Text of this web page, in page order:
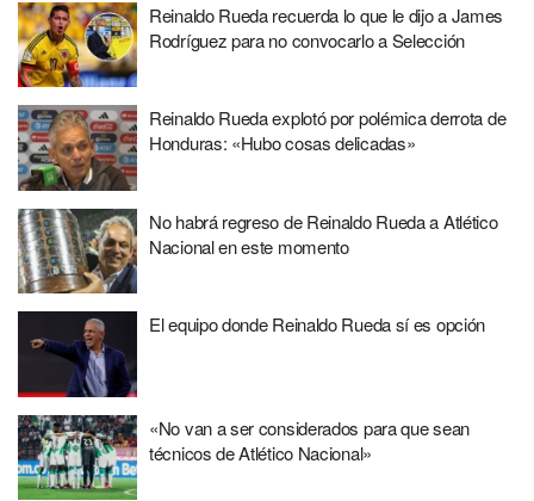
Reinaldo Rueda recuerda lo que le dijo a James
Rodríguez para no convocarlo a Selección
Reinaldo Rueda explotó por polémica derrota de
Honduras: «Hubo cosas delicadas»
No habrá regreso de Reinaldo Rueda a Atlético
Nacional en este momento
El equipo donde Reinaldo Rueda sí es opción
«No van a ser considerados para que sean
técnicos de Atlético Nacional»